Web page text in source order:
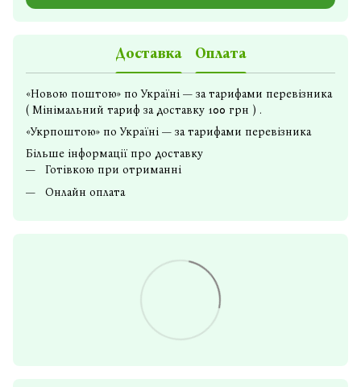
Доставка Оплата
«Новою поштою» по Україні — за тарифами перевізника
( Мінімальний тариф за доставку 100 грн ) .
«Укрпоштою» по Україні — за тарифами перевізника
Більше інформації про доставку
Готівкою при отриманні
Онлайн оплата